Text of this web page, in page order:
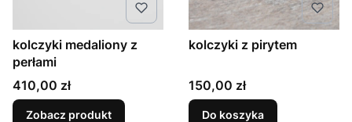
kolczyki medaliony z
perłami
Cena
410,00 zł
Zobacz produkt
kolczyki z pirytem
Cena
150,00 zł
Do koszyka